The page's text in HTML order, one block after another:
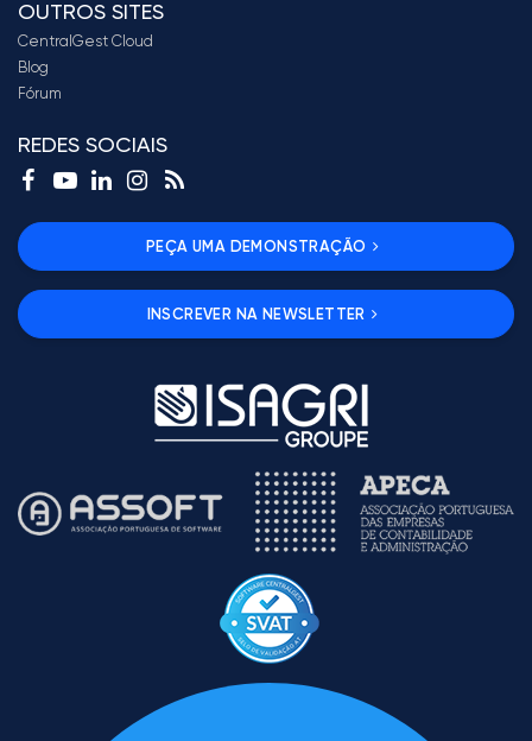
OUTROS SITES
CentralGest Cloud
Blog
Fórum
REDES SOCIAIS
PEÇA UMA DEMONSTRAÇÃO
INSCREVER NA NEWSLETTER